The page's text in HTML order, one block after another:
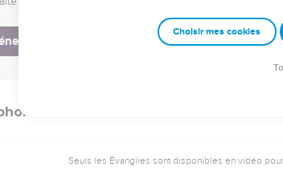
Voilà donc cette ville joyeuse qui siégeait en
! Elle est en ruine, c'est un repaire pour
Seuls les Évangiles sont disponibles en vidéo pour
Choisir mes cookies